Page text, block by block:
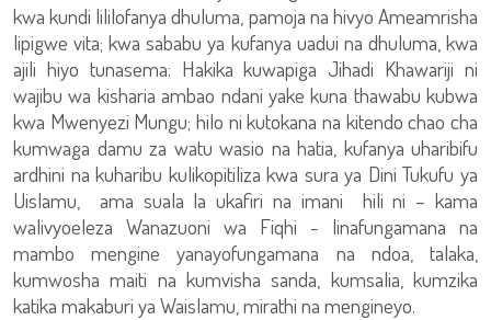
kwa kundi lililofanya dhuluma, pamoja na hivyo Ameamrisha
lipigwe vita; kwa sababu ya kufanya uadui na dhuluma, kwa
ajili hiyo tunasema: Hakika kuwapiga Jihadi Khawariji ni
wajibu wa kisharia ambao ndani yake kuna thawabu kubwa
kwa Mwenyezi Mungu; hilo ni kutokana na kitendo chao cha
kumwaga damu za watu wasio na hatia, kufanya uharibifu
ardhini na kuharibu kulikopitiliza kwa sura ya Dini Tukufu ya
Uislamu, ama suala la ukafiri na imani hili ni – kama
walivyoeleza Wanazuoni wa Fiqhi - linafungamana na
mambo mengine yanayofungamana na ndoa, talaka,
kumwosha maiti na kumvisha sanda, kumsalia, kumzika
katika makaburi ya Waislamu, mirathi na mengineyo.